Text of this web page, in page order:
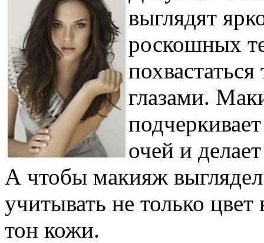
выглядят
роскошных
глазами.
очей и
А чтобы макияж
учитывать не только
тон кожи.